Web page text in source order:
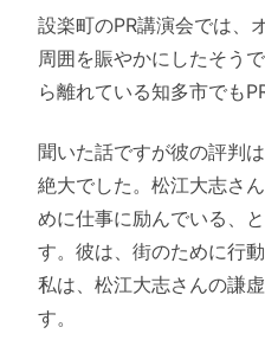
設楽町のPR講演会では、
周囲を賑やかにしたそう
ら離れている知多市でも
聞いた話ですが彼の評判
絶大でした。松江大志さ
めに仕事に励んでいる、
す。彼は、街のために行
私は、松江大志さんの謙
す。